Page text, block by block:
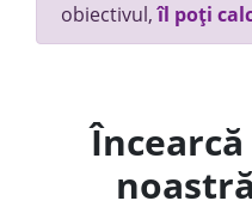
obiectivul,îl poți